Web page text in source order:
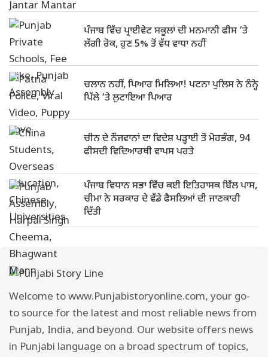
ਪੰਜਾਬ ਵਿੱਚ ਪ੍ਰਾਈਵੇਟ ਸਕੂਲਾਂ ਦੀ ਮਨਮਾਨੀ ਫੀਸ ’ਤੇ
ਲੱਗੀ ਰੋਕ, ਹੁਣ 5% ਤੋਂ ਵੱਧ ਵਾਧਾ ਨਹੀਂ
ਚਲਾਨ ਨਹੀਂ, ਪਿਆਰ ਮਿਲਿਆ! ਪਟਨਾ ਪੁਲਿਸ ਨੇ ਨੰਨ੍ਹੇ
ਪਿੱਲੇ ’ਤੇ ਲੁਟਾਇਆ ਪਿਆਰ
ਚੀਨ ਦੇ ਨੌਜਵਾਨਾਂ ਦਾ ਵਿਦੇਸ਼ ਪੜ੍ਹਾਈ ਤੋਂ ਮੋਹਭੰਗ, 94
ਫੀਸਦੀ ਵਿਦਿਆਰਥੀ ਵਾਪਸ ਪਰਤੇ
ਪੰਜਾਬ ਵਿਧਾਨ ਸਭਾ ਵਿੱਚ ਕਈ ਇਤਿਹਾਸਕ ਬਿੱਲ ਪਾਸ,
ਚੀਮਾ ਨੇ ਸਰਕਾਰ ਦੇ ਵੱਡੇ ਫੈਸਲਿਆਂ ਦੀ ਜਾਣਕਾਰੀ
ਦਿੱਤੀ
Welcome to www.Punjabistoryonline.com, your go-
to source for the latest and most reliable news from
Punjab, India, and beyond. Our website offers news
in Punjabi language on a broad spectrum of topics,